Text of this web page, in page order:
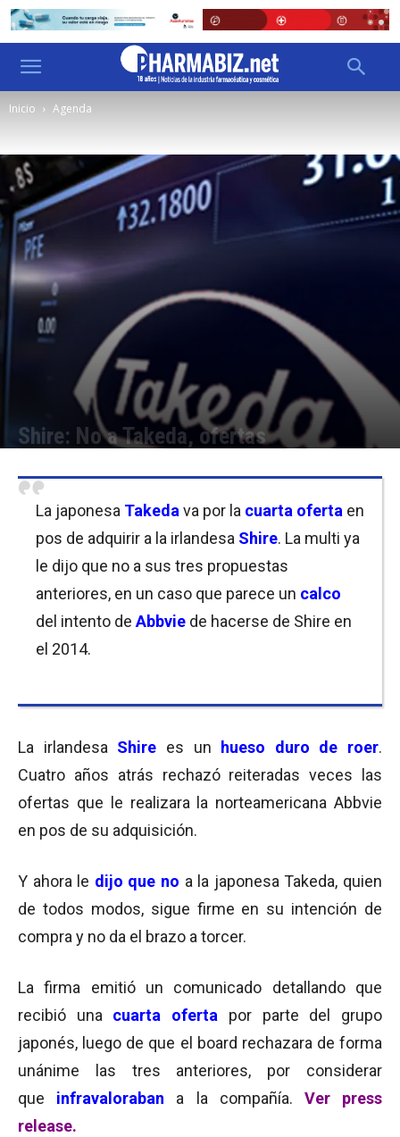
Inicio Agenda
Shire: No a Takeda, ofertas
La japonesa Takeda va por la cuarta oferta en
pos de adquirir a la irlandesa Shire. La multi ya
le dijo que no a sus tres propuestas
anteriores, en un caso que parece un calco
del intento de Abbvie de hacerse de Shire en
el 2014.
La irlandesa Shire es un hueso duro de roer.
Cuatro años atrás rechazó reiteradas veces las
ofertas que le realizara la norteamericana Abbvie
en pos de su adquisición.
Y ahora le dijo que no a la japonesa Takeda, quien
de todos modos, sigue firme en su intención de
compra y no da el brazo a torcer.
La firma emitió un comunicado detallando que
recibió una cuarta oferta por parte del grupo
japonés, luego de que el board rechazara de forma
unánime las tres anteriores, por considerar
que infravaloraban a la compañía. Ver press
release.